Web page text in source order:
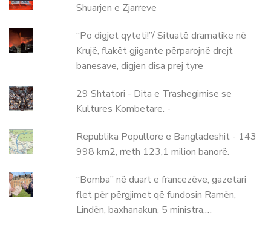
Shuarjen e Zjarreve
“Po digjet qyteti!”/ Situatë dramatike në
Krujë, flakët gjigante përparojnë drejt
banesave, digjen disa prej tyre
29 Shtatori - Dita e Trashegimise se
Kultures Kombetare. -
Republika Popullore e Bangladeshit - 143
998 km2, rreth 123,1 milion banorë.
“Bomba” në duart e francezëve, gazetari
flet për përgjimet që fundosin Ramën,
Lindën, baxhanakun, 5 ministra,…